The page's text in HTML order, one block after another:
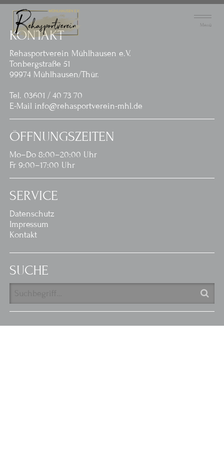
Menü
KONTAKT
Rehasportverein Mühlhausen e.V.
Tonbergstraße 51
99974 Mühlhausen/Thür.
Tel. 03601 / 40 73 70
E-Mail info@rehasportverein-mhl.de
ÖFFNUNGSZEITEN
Mo–Do 8:00–20:00 Uhr
Fr 9:00–17:00 Uhr
SERVICE
Datenschutz
Impressum
Kontakt
SUCHE